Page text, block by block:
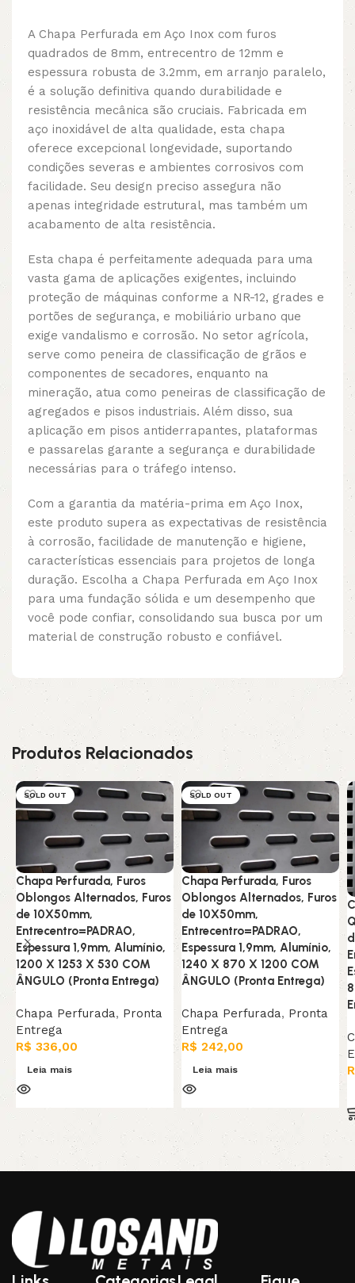
A Chapa Perfurada em Aço Inox com furos
quadrados de 8mm, entrecentro de 12mm e
espessura robusta de 3.2mm, em arranjo paralelo,
é a solução definitiva quando durabilidade e
resistência mecânica são cruciais. Fabricada em
aço inoxidável de alta qualidade, esta chapa
oferece excepcional longevidade, suportando
condições severas e ambientes corrosivos com
facilidade. Seu design preciso assegura não
apenas integridade estrutural, mas também um
acabamento de alta resistência.
Esta chapa é perfeitamente adequada para uma
vasta gama de aplicações exigentes, incluindo
proteção de máquinas conforme a NR-12, grades e
portões de segurança, e mobiliário urbano que
exige vandalismo e corrosão. No setor agrícola,
serve como peneira de classificação de grãos e
componentes de secadores, enquanto na
mineração, atua como peneiras de classificação de
agregados e pisos industriais. Além disso, sua
aplicação em pisos antiderrapantes, plataformas
e passarelas garante a segurança e durabilidade
necessárias para o tráfego intenso.
Com a garantia da matéria-prima em Aço Inox,
este produto supera as expectativas de resistência
à corrosão, facilidade de manutenção e higiene,
características essenciais para projetos de longa
duração. Escolha a Chapa Perfurada em Aço Inox
para uma fundação sólida e um desempenho que
você pode confiar, consolidando sua busca por um
material de construção robusto e confiável.
Produtos Relacionados
SOLD OUT
Chapa Perfurada, Furos
Oblongos Alternados, Furos
de 10X50mm,
Entrecentro=PADRAO,
Espessura 1,9mm, Alumínio,
1200 X 1253 X 530 COM
ÂNGULO (Pronta Entrega)
Chapa Perfurada, Pronta
Entrega
R$ 336,00
Leia mais
SOLD OUT
Chapa Perfurada, Furos
Oblongos Alternados, Furos
de 10X50mm,
Entrecentro=PADRAO,
Espessura 1,9mm, Alumínio,
1240 X 870 X 1200 COM
ÂNGULO (Pronta Entrega)
Chapa Perfurada, Pronta
Entrega
R$ 242,00
Leia mais